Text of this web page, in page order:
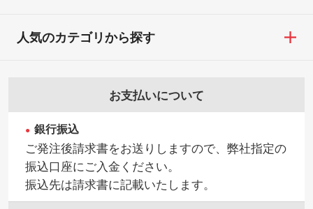
お支払いについて
銀行振込
ご発注後請求書をお送りしますので、弊社指定の
振込口座にご入金ください。
振込先は請求書に記載いたします。
人気のカテゴリから探す